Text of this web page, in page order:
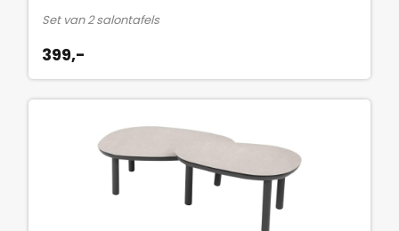
Set van 2 salontafels
399,-